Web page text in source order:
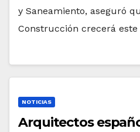
y Saneamiento, aseguró
Construcción crecerá este
NOTICIAS
Arquitectos